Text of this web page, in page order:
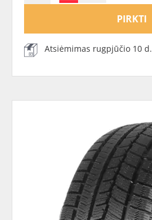
PIRKTI
Atsiėmimas rugpjūčio 10 d.